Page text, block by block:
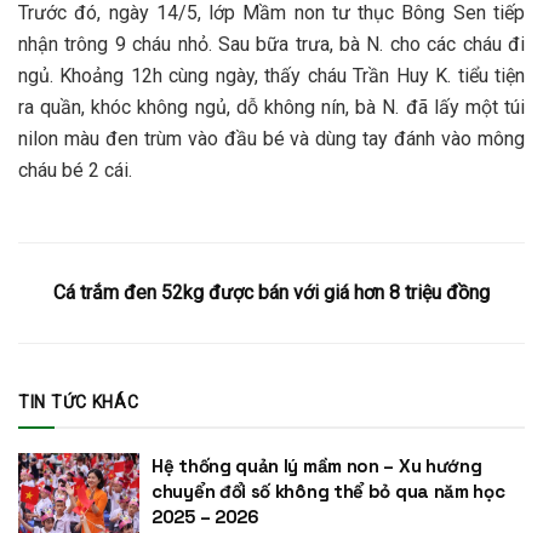
Trước đó, ngày 14/5, lớp Mầm non tư thục Bông Sen tiếp
nhận trông 9 cháu nhỏ. Sau bữa trưa, bà N. cho các cháu đi
ngủ. Khoảng 12h cùng ngày, thấy cháu Trần Huy K. tiểu tiện
ra quần, khóc không ngủ, dỗ không nín, bà N. đã lấy một túi
nilon màu đen trùm vào đầu bé và dùng tay đánh vào mông
cháu bé 2 cái.
Cá trắm đen 52kg được bán với giá hơn 8 triệu đồng
TIN TỨC KHÁC
Hệ thống quản lý mầm non – Xu hướng
chuyển đổi số không thể bỏ qua năm học
2025 – 2026